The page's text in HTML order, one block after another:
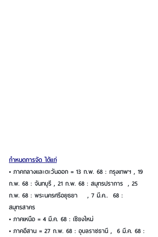
กำหนดการจัด ได้แก่
• ภาคกลางและตะวันออก = 13 ก.พ. 68 : กรุงเทพฯ , 19
ก.พ. 68 : จันทบุรี , 21 ก.พ. 68 : สมุทรปราการ  , 25
ก.พ. 68 : พระนครศรีอยุธยา    , 7 มี.ค..  68 :
สมุทรสาคร
• ภาคเหนือ = 4 มี.ค. 68 : เชียงใหม่
• ภาคอีสาน = 27 ก.พ. 68 : อุบลราชธานี ,  6 มี.ค. 68 :